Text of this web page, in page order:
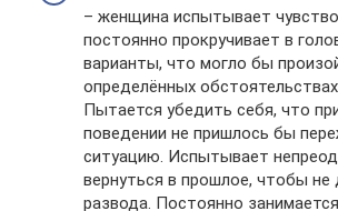
– женщина испытывает
постоянно прокручивает в
варианты, что могло бы
определённых
Пытается убедить себя, что
поведении не пришлось бы
ситуацию. Испытывает
вернуться в прошлое, чтобы не
развода. Постоянно занимается